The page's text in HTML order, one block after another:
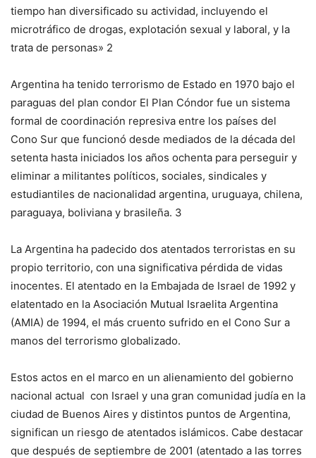
tiempo han diversificado su actividad, incluyendo el
microtráfico de drogas, explotación sexual y laboral, y la
trata de personas» 2
Argentina ha tenido terrorismo de Estado en 1970 bajo el
paraguas del plan condor El Plan Cóndor fue un sistema
formal de coordinación represiva entre los países del
Cono Sur que funcionó desde mediados de la década del
setenta hasta iniciados los años ochenta para perseguir y
eliminar a militantes políticos, sociales, sindicales y
estudiantiles de nacionalidad argentina, uruguaya, chilena,
paraguaya, boliviana y brasileña. 3
La Argentina ha padecido dos atentados terroristas en su
propio territorio, con una significativa pérdida de vidas
inocentes. El atentado en la Embajada de Israel de 1992 y
elatentado en la Asociación Mutual Israelita Argentina
(AMIA) de 1994, el más cruento sufrido en el Cono Sur a
manos del terrorismo globalizado.
Estos actos en el marco en un alienamiento del gobierno
nacional actual con Israel y una gran comunidad judía en la
ciudad de Buenos Aires y distintos puntos de Argentina,
significan un riesgo de atentados islámicos. Cabe destacar
que después de septiembre de 2001 (atentado a las torres